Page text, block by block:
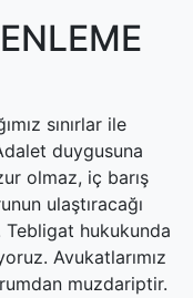
sınırlar ile
duygusuna
olmaz, iç barış
ulaştıracağı
Tebligat hukukunda
Avukatlarımız
muzdariptir.